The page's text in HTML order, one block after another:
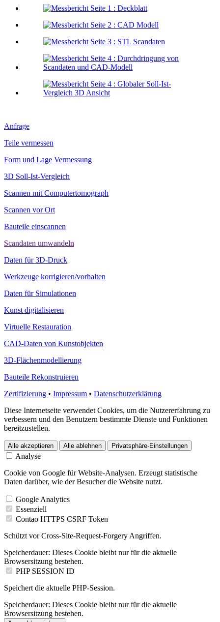
Anfrage
Teile vermessen
Form und Lage Vermessung
3D Soll-Ist-Vergleich
Scannen mit Computertomograph
Scannen vor Ort
Bauteile einscannen
Scandaten umwandeln
Daten für 3D-Druck
Werkzeuge korrigieren/vorhalten
Daten für Simulationen
Kunst digitalisieren
Virtuelle Restauration
CAD-Daten von Kunstobjekten
3D-Flächenmodellierung
Bauteile Rekonstruieren
Zertifizierung • Impressum • Datenschutzerklärung
Diese Internetseite verwendet Cookies, um die Nutzererfahrung zu
verbessern und den Benutzern bestimmte Dienste und Funktionen
bereitzustellen.
Alle akzeptieren Alle ablehnen Privatsphäre-Einstellungen
Analyse
Cookie von Google für Website-Analysen. Erzeugt statistische
Daten darüber, wie der Besucher die Website nutzt.
Google Analytics
Essenziell
Contao HTTPS CSRF Token
Schützt vor Cross-Site-Request-Forgery Angriffen.
Speicherdauer: Dieses Cookie bleibt nur für die aktuelle
Browsersitzung bestehen.
PHP SESSION ID
Speichert die aktuelle PHP-Session.
Speicherdauer: Dieses Cookie bleibt nur für die aktuelle
Browsersitzung bestehen.